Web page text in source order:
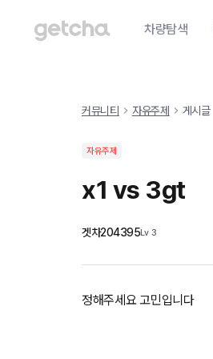
차량탐색
커뮤니티 자유주제 게시글
자유주제
x1 vs 3gt
겟차204395Lv 3
정해주세요 고민입니다